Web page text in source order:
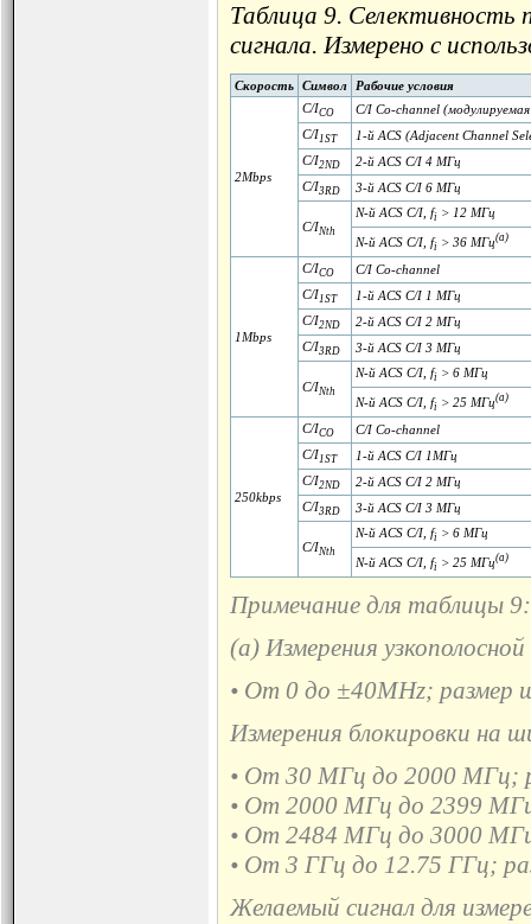
Таблица 9. Селективность
сигнала. Измерено с
Скорость Символ Рабочие условия
2Mbps
C/ICO
C/I Co-channel
C/I1ST
1-й ACS (Adjacent Channel
C/I2ND
2-й ACS C/I 4 МГц
C/I3RD 3-й ACS C/I 6 МГц
C/INth
N-й ACS C/I, fi > 12 МГц
N-й ACS C/I, fi > 36 МГц(a)
1Mbps
C/ICO
C/I Co-channel
C/I1ST
1-й ACS C/I 1 МГц
C/I2ND
2-й ACS C/I 2 МГц
C/I3RD 3-й ACS C/I 3 МГц
C/INth
N-й ACS C/I, fi > 6 МГц
N-й ACS C/I, fi > 25 МГц(a)
250kbps
C/ICO
C/I Co-channel
C/I1ST
1-й ACS C/I 1МГц
C/I2ND
2-й ACS C/I 2 МГц
C/I3RD 3-й ACS C/I 3 МГц
C/INth
N-й ACS C/I, fi > 6 МГц
N-й ACS C/I, fi > 25 МГц(a)
Примечание для таблицы 9:
(a) Измерения
• От 0 до ±40MHz; размер
Измерения блокировки на
• От 30 МГц до 2000 МГц;
• От 2000 МГц до 2399
• От 2484 МГц до 3000
• От 3 ГГц до 12.75 ГГц;
Желаемый сигнал для